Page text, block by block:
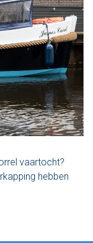
vaartocht?
hebben